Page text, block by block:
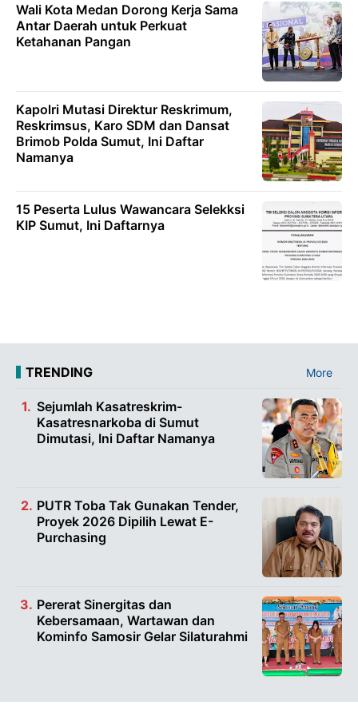
Wali Kota Medan Dorong Kerja Sama
Antar Daerah untuk Perkuat
Ketahanan Pangan
Kapolri Mutasi Direktur Reskrimum,
Reskrimsus, Karo SDM dan Dansat
Brimob Polda Sumut, Ini Daftar
Namanya
15 Peserta Lulus Wawancara Selekksi
KIP Sumut, Ini Daftarnya
TRENDING More
Sejumlah Kasatreskrim-
Kasatresnarkoba di Sumut
Dimutasi, Ini Daftar Namanya
PUTR Toba Tak Gunakan Tender,
Proyek 2026 Dipilih Lewat E-
Purchasing
Pererat Sinergitas dan
Kebersamaan, Wartawan dan
Kominfo Samosir Gelar Silaturahmi